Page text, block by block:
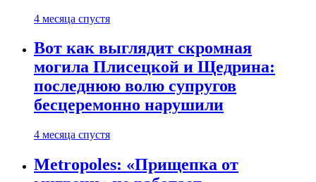
4 месяца спустя
Вот как выглядит скромная
могила Плисецкой и Щедрина:
последнюю волю супругов
бесцеремонно нарушили
4 месяца спустя
Metropoles: «Прищепка от